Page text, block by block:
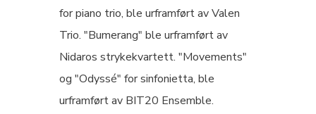
for piano trio, ble urframført av Valen
Trio. "Bumerang" ble urframført av
Nidaros strykekvartett. "Movements"
og "Odyssé" for sinfonietta, ble
urframført av BIT20 Ensemble.